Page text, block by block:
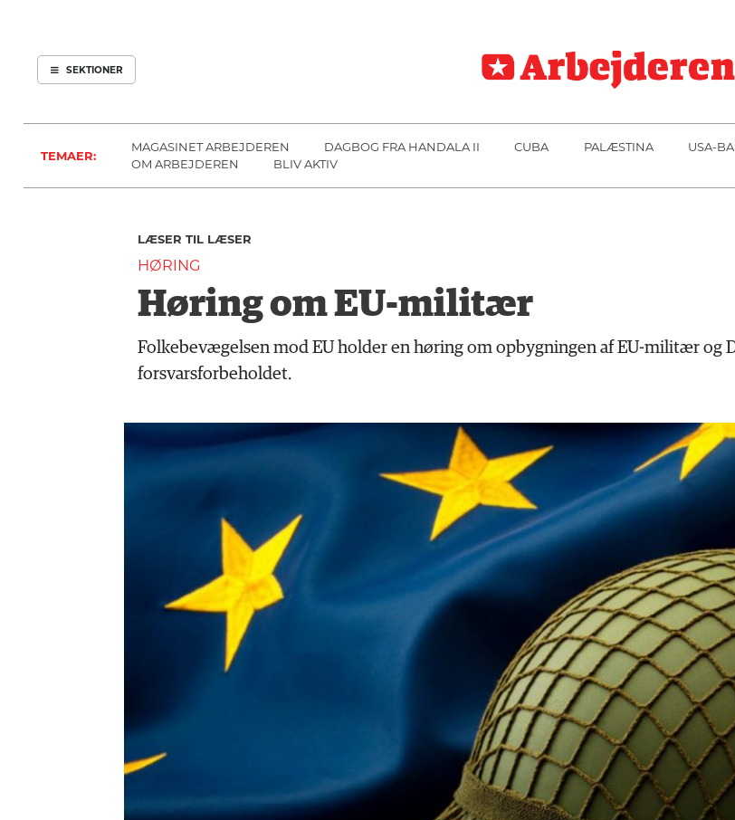
SEKTIONER
ARBEJDEREN
MENER
UDLAND
LÆSER
LÆSER
NAVNE
SOUNDCLOUD
ABONNER
LOG IND
OM
SEKTIONER
TEMAER:
MAGASINET ARBEJDEREN DAGBOG FRA HANDALA II CUBA PALÆSTINA USA-
OM ARBEJDEREN
BLIV AKTIV
LÆSER TIL LÆSER
HØRING
Høring om EU-militær
Folkebevægelsen mod EU holder en høring om opbygningen af EU-militær og
forsvarsforbeholdet.